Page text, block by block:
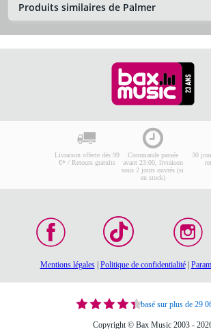
Produits similaires de Palmer
Livraison offerte dès 99
€* / Retours gratuits
Commande passée
avant 23:00, livraison
sous 2 jours ouvrés (si
en stock)
30
Mentions légales| Politique de confidentialité|
basé sur plus de 29
Copyright © Bax Music 2003 -